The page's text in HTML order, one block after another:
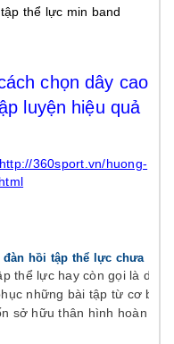
thể lực min band
chọn dây cao
luyện hiệu quả
http://360sport.vn/huong-
đàn hồi tập thể lực chưa
thể lực hay còn gọi là
những bài tập từ cơ
sở hữu thân hình hoàn